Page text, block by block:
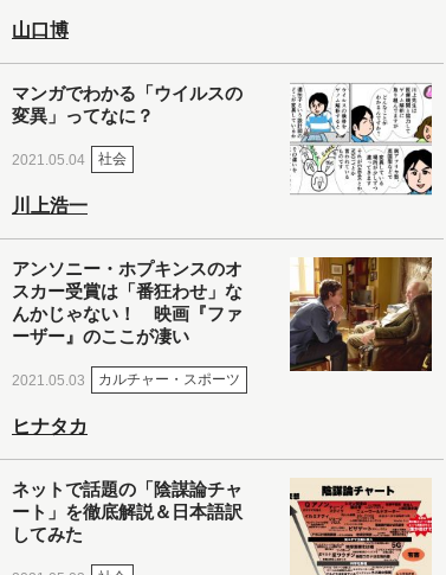
山口博
マンガでわかる「ウイルスの
変異」ってなに？
2021.05.04 社会
川上浩一
アンソニー・ホプキンスのオ
スカー受賞は「番狂わせ」な
んかじゃない！ 映画『ファ
ーザー』のここが凄い
2021.05.03 カルチャー・スポーツ
ヒナタカ
ネットで話題の「陰謀論チャ
ート」を徹底解説＆日本語訳
してみた